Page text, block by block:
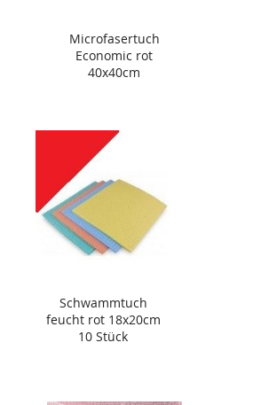
Microfasertuch
Economic rot
40x40cm
Schwammtuch
feucht rot 18x20cm
10 Stück